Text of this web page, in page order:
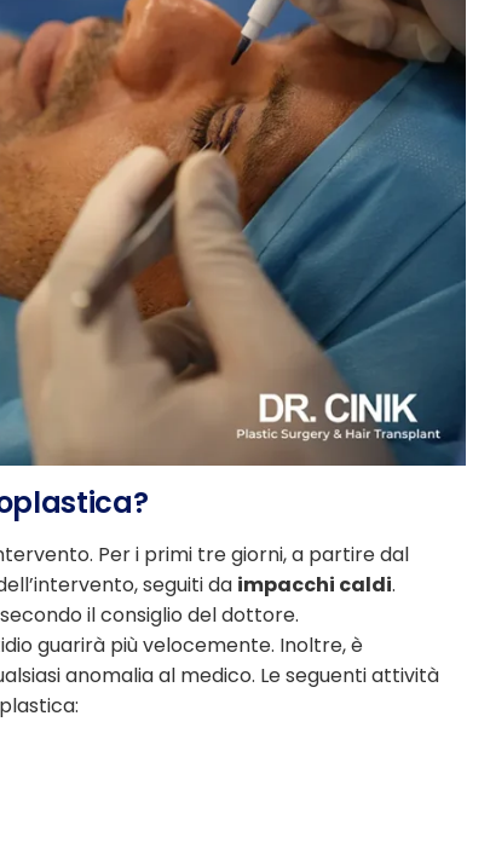
Per i primi tre giorni, a partire dal
seguiti da impacchi caldi.
il consiglio del dottore.
guarirà più velocemente. Inoltre, è
anomalia al medico. Le seguenti attività